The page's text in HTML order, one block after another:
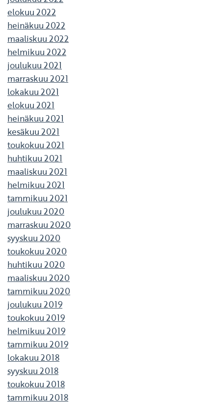
elokuu 2022
heinäkuu 2022
maaliskuu 2022
helmikuu 2022
joulukuu 2021
marraskuu 2021
lokakuu 2021
elokuu 2021
heinäkuu 2021
kesäkuu 2021
toukokuu 2021
huhtikuu 2021
maaliskuu 2021
helmikuu 2021
tammikuu 2021
joulukuu 2020
marraskuu 2020
syyskuu 2020
toukokuu 2020
huhtikuu 2020
maaliskuu 2020
tammikuu 2020
joulukuu 2019
toukokuu 2019
helmikuu 2019
tammikuu 2019
lokakuu 2018
syyskuu 2018
toukokuu 2018
tammikuu 2018